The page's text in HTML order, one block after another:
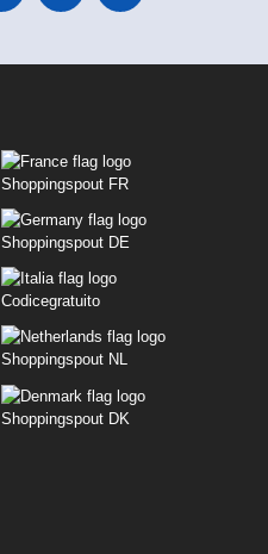
Shoppingspout FR
Shoppingspout DE
Codicegratuito
Shoppingspout NL
Shoppingspout DK